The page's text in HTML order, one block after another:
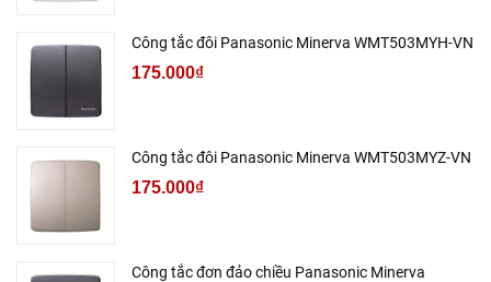
Công tắc đôi Panasonic Minerva WMT503MYH-VN
175.000₫
Công tắc đôi Panasonic Minerva WMT503MYZ-VN
175.000₫
Công tắc đơn đảo chiều Panasonic Minerva